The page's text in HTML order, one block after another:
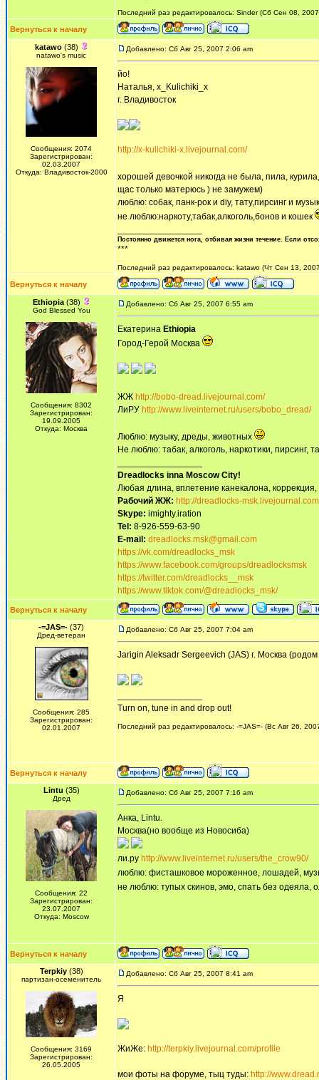
Последний раз редактировалось: Sinder (Сб Сен 08,
Вернуться к началу
katawo(38)
natawo's music
Сообщения: 2074
Зарегистрирован:
02.03.2007
Откуда: Владивосток-2000
Добавлено: Сб Авг 25, 2007 2:06 am
йо!
Наталья, x_Kulichiki_x
г. Владивосток
http://x-kulichiki-x.livejournal.com/
хорошей девочкой никогда не была, пила,
щас только матерюсь ) не замужем)
люблю: собак, панк-рок и diy, тату,пирсинг и
не люблю:наркоту,табак,алкоголь,бонов и кошек
Постоянно движется нога, отбивая жизни течение. Если
***
Последний раз редактировалось: katawo (Чт Сен 13,
Вернуться к началу
Ethiopia(38)
God Blessed You
Сообщения: 8302
Зарегистрирован:
19.09.2005
Откуда: Москва
Добавлено: Сб Авг 25, 2007 6:55 am
Екатерина Ethiopia
Город-Герой Москва
ЖЖ http://bobo-dread.livejournal.com/
ЛиРУ http://www.liveinternet.ru/users/bobo_dread/
Люблю: музыку, дреды, животных
Не люблю: табак, алкоголь, наркотики,
Dreadlocks inna Moscow Сity!
Любая длина, вплетение канекалона,
Рабочий ЖЖ: http://dreadlocks-
Skype: imighty.iration
Tel: 8-926-559-63-90
E-mail: dreadlocks.msk@gmail.com
https://vk.com/dreadlocks_msk
https://www.facebook.com/groups/dreadlocksmsk
https://twitter.com/dreadlocks__msk
https://www.tiktok.com/@dreadlocks_msk/
Вернуться к началу
-=JAS=- (37)
Дред-ветеран
Сообщения: 285
Зарегистрирован:
02.01.2007
Добавлено: Сб Авг 25, 2007 7:04 am
Jarigin Aleksadr Sergeevich (JAS) г. Москва
Turn on, tune in and drop out!
Последний раз редактировалось: -=JAS=- (Вс Авг 26,
Вернуться к началу
Lintu (35)
Дред
Сообщения: 22
Зарегистрирован:
23.07.2007
Откуда: Moscow
Добавлено: Сб Авг 25, 2007 7:16 am
Анка, Lintu.
Москва(но вообще из Новосиба)
ли.ру http://www.liveinternet.ru/users/the_crow90/
люблю: фисташковое мороженное, лошадей,
не люблю: тупых скинов, эмо, спать без одеяла,
Вернуться к началу
Terpkiy(38)
партизан-осеменитель
Сообщения: 3169
Зарегистрирован:
26.05.2005
Добавлено: Сб Авг 25, 2007 8:41 am
Я
ЖиЖе: http://terpkiy.livejournal.com/profile
мои фоты на форуме, тыц туды: http://